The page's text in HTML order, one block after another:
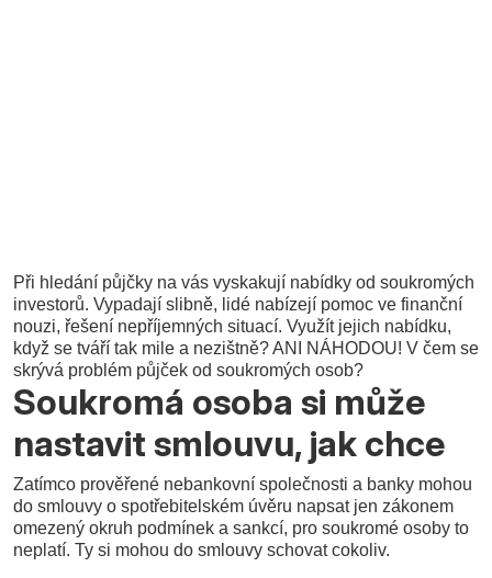
Při hledání půjčky na vás vyskakují nabídky od soukromých
investorů. Vypadají slibně, lidé nabízejí pomoc ve finanční
nouzi, řešení nepříjemných situací. Využít jejich nabídku,
když se tváří tak mile a nezištně? ANI NÁHODOU! V čem se
skrývá problém půjček od soukromých osob?
Soukromá osoba si může
nastavit smlouvu, jak chce
Zatímco prověřené nebankovní společnosti a banky mohou
do smlouvy o spotřebitelském úvěru napsat jen zákonem
omezený okruh podmínek a sankcí, pro soukromé osoby to
neplatí. Ty si mohou do smlouvy schovat cokoliv.